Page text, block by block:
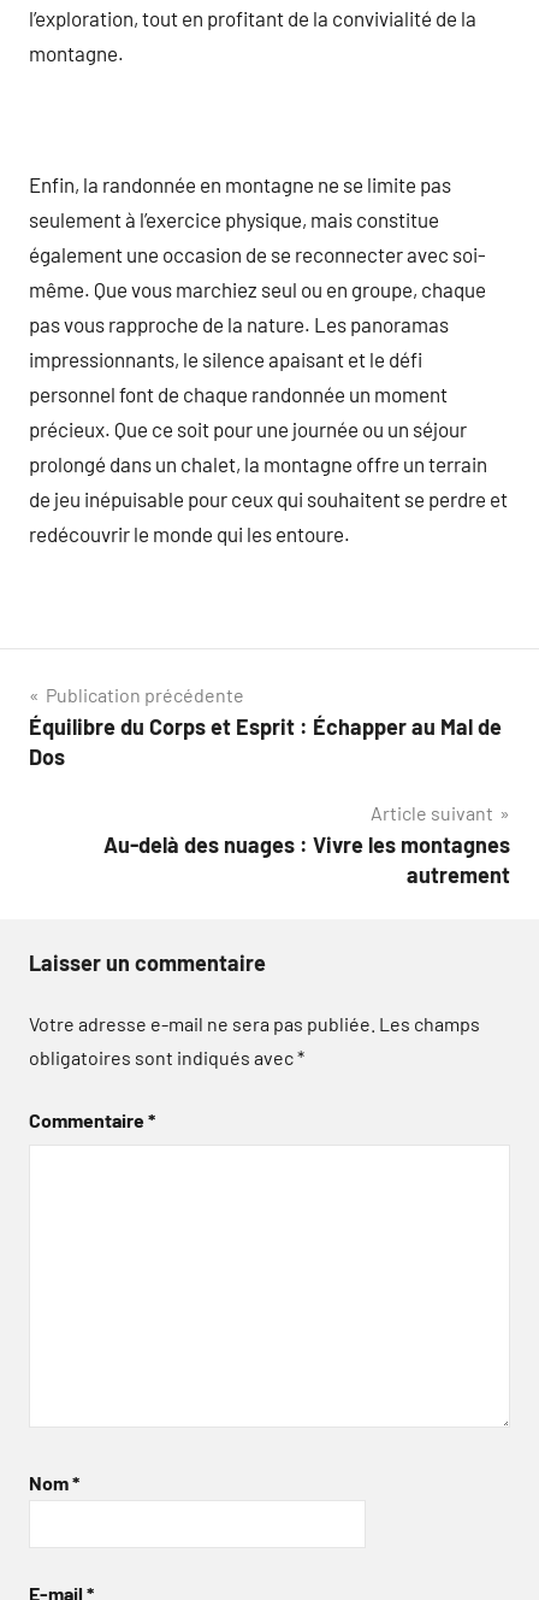
l’exploration, tout en profitant de la convivialité de la
montagne.
Enfin, la randonnée en montagne ne se limite pas
seulement à l’exercice physique, mais constitue
également une occasion de se reconnecter avec soi-
même. Que vous marchiez seul ou en groupe, chaque
pas vous rapproche de la nature. Les panoramas
impressionnants, le silence apaisant et le défi
personnel font de chaque randonnée un moment
précieux. Que ce soit pour une journée ou un séjour
prolongé dans un chalet, la montagne offre un terrain
de jeu inépuisable pour ceux qui souhaitent se perdre et
redécouvrir le monde qui les entoure.
Navigation
de
Publication précédente
Équilibre du Corps et Esprit : Échapper au Mal de
Dos
Article suivant
Au-delà des nuages : Vivre les montagnes
autrement
Laisser un commentaire
Votre adresse e-mail ne sera pas publiée. Les champs
obligatoires sont indiqués avec*
Commentaire*
Nom*
E-mail *